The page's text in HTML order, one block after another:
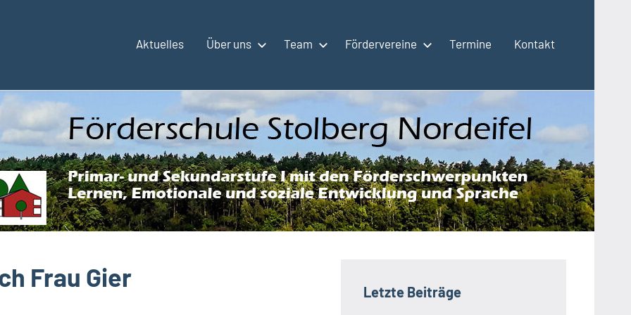
Aktuelles Über uns Team Fördervereine Termine Kontakt
Frau Gier Letzte Beiträge